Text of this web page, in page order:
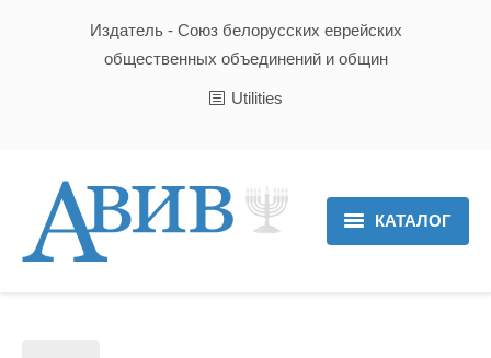
Издатель - Союз белорусских еврейских
общественных объединений и общин
Utilities
КАТАЛОГ